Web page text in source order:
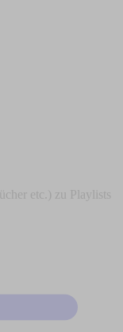
etc.) zu Playlists